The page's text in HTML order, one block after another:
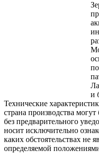
и
Технические
страна производства
без предварительного
носит исключительно
каких обстоятельствах не
определяемой